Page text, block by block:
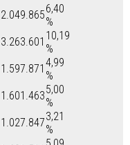
2.049.8656,40
%
3.263.601 10,19
%
1.597.871 4,99
%
1.601.4635,00
%
1.027.8473,21
%